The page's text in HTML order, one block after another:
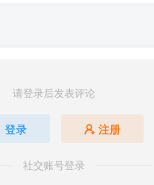
请登录后发表评论
登录 注册
社交账号登录